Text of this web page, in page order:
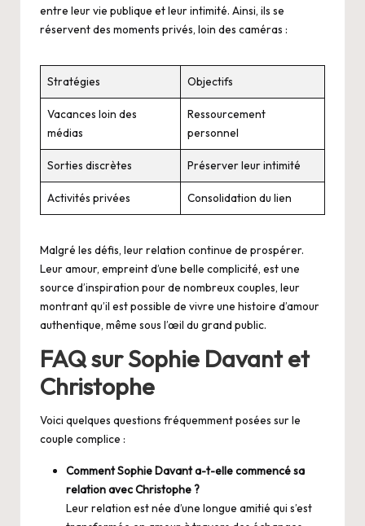
entre leur vie publique et leur intimité. Ainsi, ils se
réservent des moments privés, loin des caméras :
Stratégies Objectifs
Vacances loin des
médias
Ressourcement
personnel
Sorties discrètes Préserver leur intimité
Activités privées Consolidation du lien
Malgré les défis, leur relation continue de prospérer.
Leur amour, empreint d’une belle complicité, est une
source d’inspiration pour de nombreux couples, leur
montrant qu’il est possible de vivre une histoire d’amour
authentique, même sous l’œil du grand public.
FAQ sur Sophie Davant et
Christophe
Voici quelques questions fréquemment posées sur le
couple complice :
Comment Sophie Davant a-t-elle commencé sa
relation avec Christophe ?
Leur relation est née d’une longue amitié qui s’est